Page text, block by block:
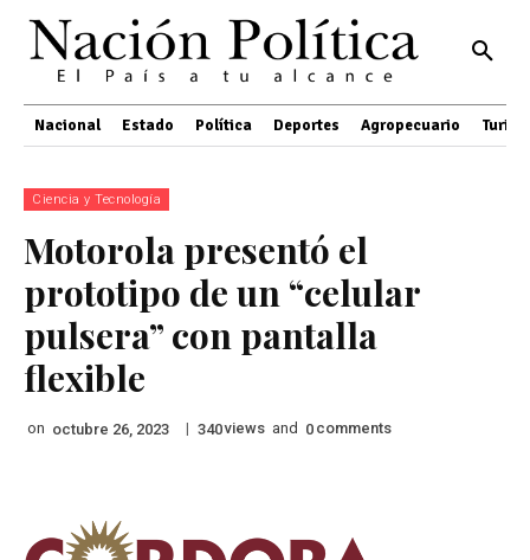
Nacional Estado Política Deportes Agropecuario
Ciencia y Tecnología
Motorola presentó el
prototipo de un “celular
pulsera” con pantalla
flexible
on octubre 26, 2023 | 340views and 0 comments